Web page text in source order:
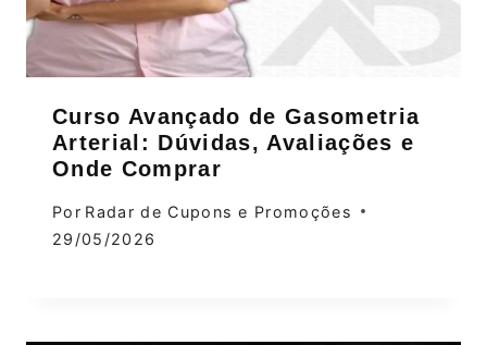
Curso Avançado de Gasometria
Arterial: Dúvidas, Avaliações e
Onde Comprar
Por Radar de Cupons e Promoções
29/05/2026